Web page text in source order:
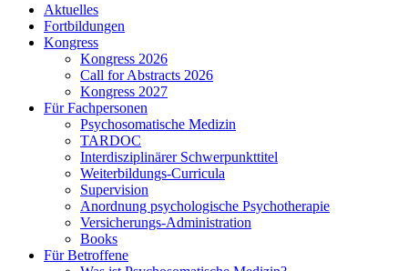
Aktuelles
Fortbildungen
Kongress
Kongress 2026
Call for Abstracts 2026
Kongress 2027
Für Fachpersonen
Psychosomatische Medizin
TARDOC
Interdisziplinärer Schwerpunkttitel
Weiterbildungs-Curricula
Supervision
Anordnung psychologische Psychotherapie
Versicherungs-Administration
Books
Für Betroffene